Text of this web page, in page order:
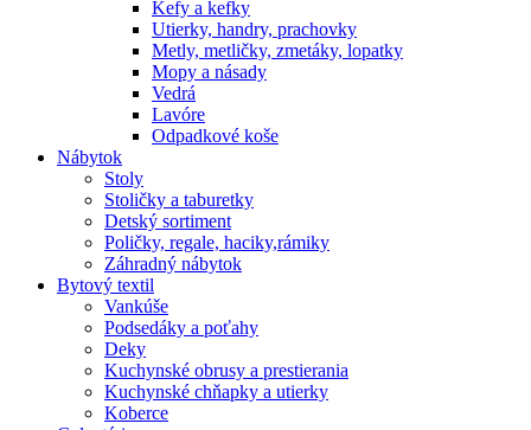
Kefy a kefky
Utierky, handry, prachovky
Metly, metličky, zmetáky, lopatky
Mopy a násady
Vedrá
Lavóre
Odpadkové koše
Nábytok
Stoly
Stoličky a taburetky
Detský sortiment
Poličky, regale, haciky,rámiky
Záhradný nábytok
Bytový textil
Vankúše
Podsedáky a poťahy
Deky
Kuchynské obrusy a prestierania
Kuchynské chňapky a utierky
Koberce